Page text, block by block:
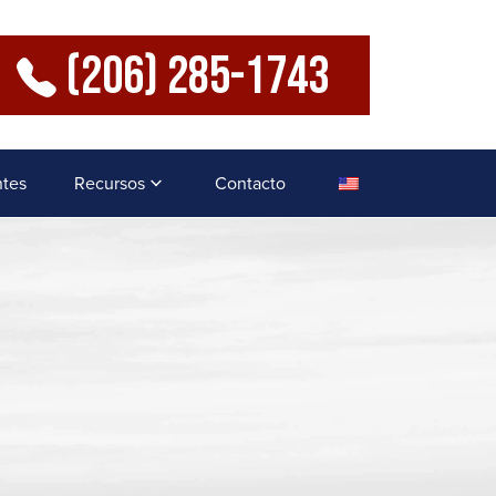
(206) 285-1743
Recursos Contacto